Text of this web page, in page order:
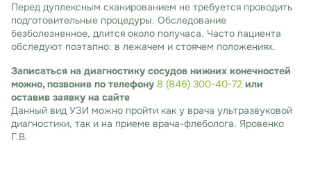
Перед дуплексным сканированием не требуется проводить
подготовительные процедуры. Обследование
безболезненное, длится около получаса. Часто пациента
обследуют поэтапно: в лежачем и стоячем положениях.
Записаться на диагностику сосудов нижних конечностей
можно, позвонив по телефону 8 (846) 300-40-72 или
оставив заявку на сайте
Данный вид УЗИ можно пройти как у врача ультразвуковой
диагностики, так и на приеме врача-флеболога. Яровенко
Г.В.